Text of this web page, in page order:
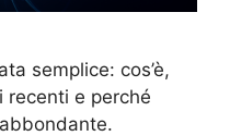
semplice: cos’è,
recenti e perché